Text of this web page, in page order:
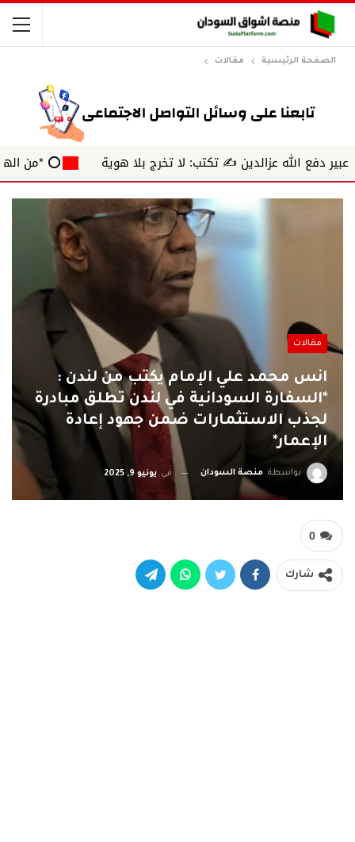
الصفحة الرئيسية مقالات
عزالدين ✍️ تكتب: لا تخرج بلا هوية ⭕ *من الهامش* ✍️
مقالات
انس محمد علي الإمام يكتب من لندن :
*السفارة السودانية في لندن تطلق مبادرة
لجذب الاستثمارات ضمن جهود إعادة
الإعمار*
بواسطة منصة السودان في يونيو 9, 2025
0
شارك